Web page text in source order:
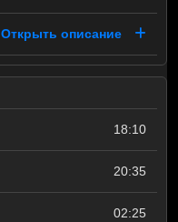
Открыть описание
18:10
20:35
02:25